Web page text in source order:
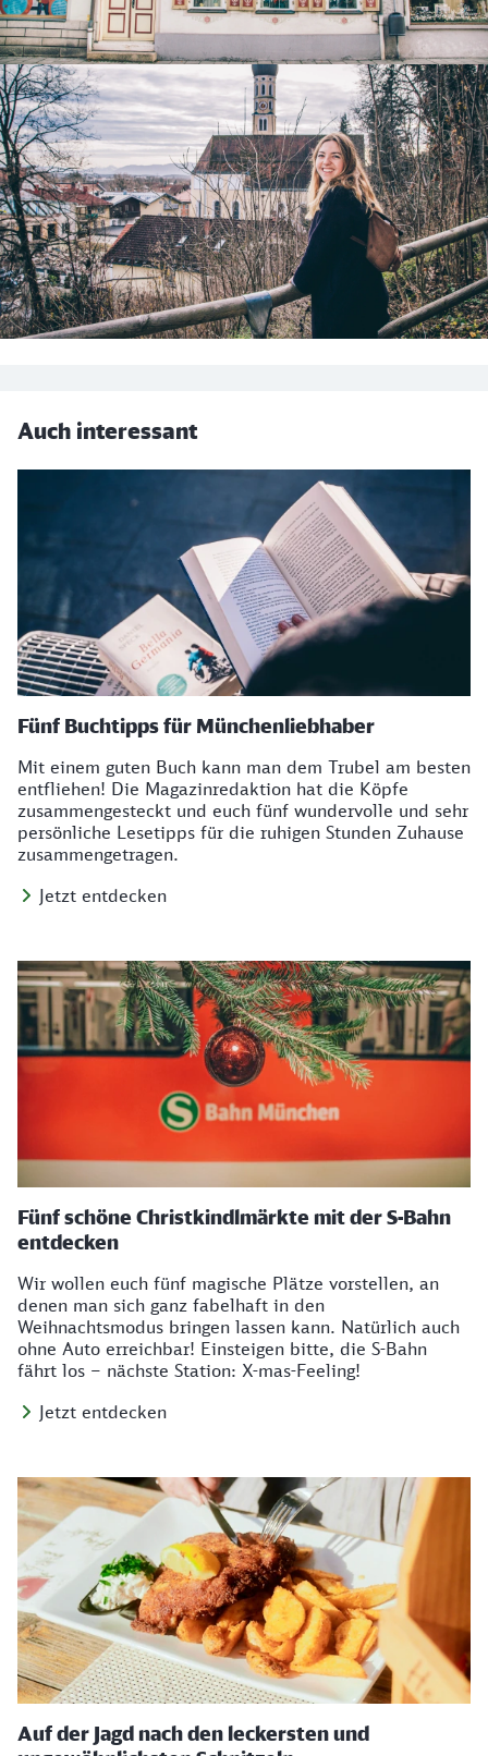
Auch interessant
Fünf Buchtipps für Münchenliebhaber
Mit einem guten Buch kann man dem Trubel am besten
entfliehen! Die Magazinredaktion hat die Köpfe
zusammengesteckt und euch fünf wundervolle und sehr
persönliche Lesetipps für die ruhigen Stunden Zuhause
zusammengetragen.
Jetzt entdecken
Fünf schöne Christkindlmärkte mit der S-Bahn
entdecken
Wir wollen euch fünf magische Plätze vorstellen, an
denen man sich ganz fabelhaft in den
Weihnachtsmodus bringen lassen kann. Natürlich auch
ohne Auto erreichbar! Einsteigen bitte, die S-Bahn
fährt los – nächste Station: X-mas-Feeling!
Jetzt entdecken
Auf der Jagd nach den leckersten und